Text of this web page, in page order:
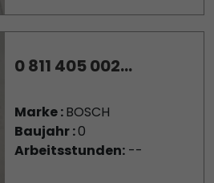
0 811 405 002...
Marke :BOSCH
Baujahr :0
Arbeitsstunden:--